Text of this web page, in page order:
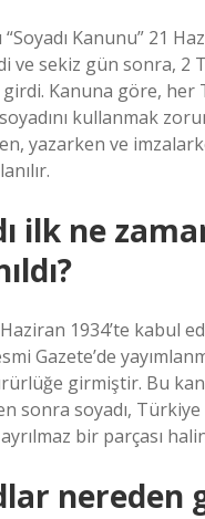
“Soyadı Kanunu” 21
ve sekiz gün sonra, 2
Kanuna göre, her
kullanmak
yazarken ve
ilk ne
1934’te kabul
Gazete’de
girmiştir. Bu
sonra soyadı, Türkiye
bir parçası
nereden